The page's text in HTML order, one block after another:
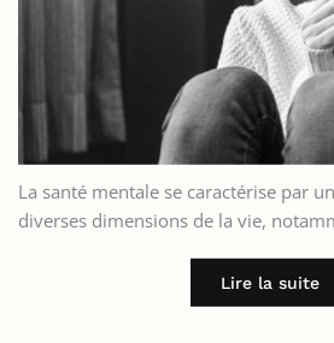
La santé mentale se caractérise par
diverses dimensions de la vie,
Lire la suite